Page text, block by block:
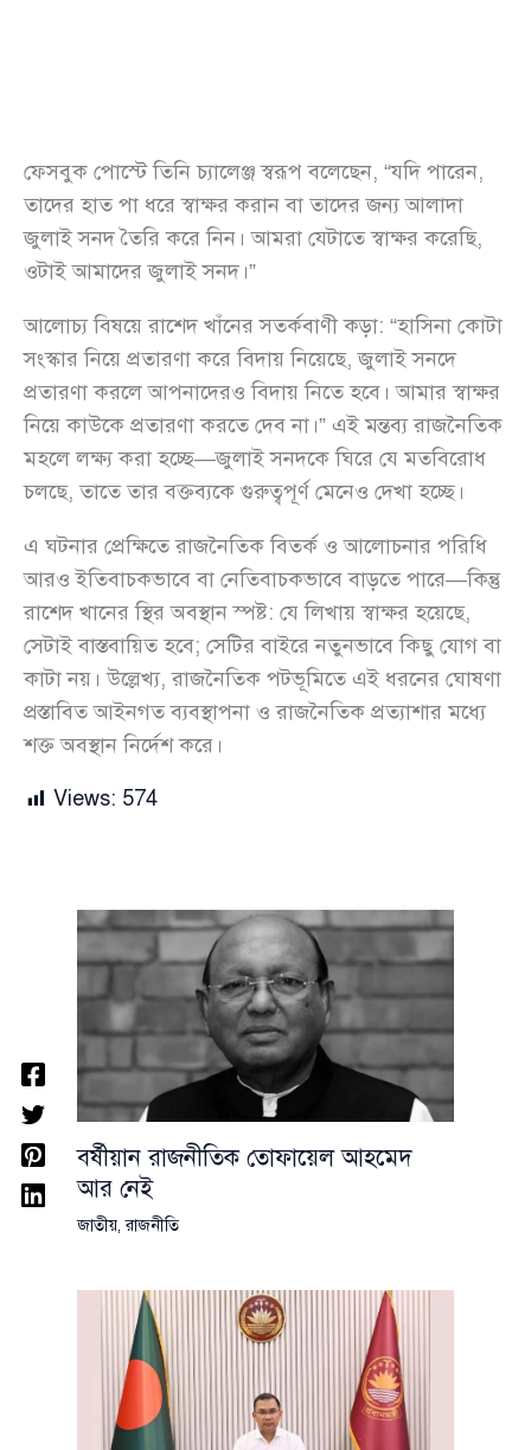
ফেসবুক পোস্টে তিনি চ্যালেঞ্জ স্বরূপ বলেছেন, “যদি পারেন,
তাদের হাত পা ধরে স্বাক্ষর করান বা তাদের জন্য আলাদা
জুলাই সনদ তৈরি করে নিন। আমরা যেটাতে স্বাক্ষর করেছি,
ওটাই আমাদের জুলাই সনদ।”
আলোচ্য বিষয়ে রাশেদ খাঁনের সতর্কবাণী কড়া: “হাসিনা কোটা
সংস্কার নিয়ে প্রতারণা করে বিদায় নিয়েছে, জুলাই সনদে
প্রতারণা করলে আপনাদেরও বিদায় নিতে হবে। আমার স্বাক্ষর
নিয়ে কাউকে প্রতারণা করতে দেব না।” এই মন্তব্য রাজনৈতিক
মহলে লক্ষ্য করা হচ্ছে—জুলাই সনদকে ঘিরে যে মতবিরোধ
চলছে, তাতে তার বক্তব্যকে গুরুত্বপূর্ণ মেনেও দেখা হচ্ছে।
এ ঘটনার প্রেক্ষিতে রাজনৈতিক বিতর্ক ও আলোচনার পরিধি
আরও ইতিবাচকভাবে বা নেতিবাচকভাবে বাড়তে পারে—কিন্তু
রাশেদ খানের স্থির অবস্থান স্পষ্ট: যে লিখায় স্বাক্ষর হয়েছে,
সেটাই বাস্তবায়িত হবে; সেটির বাইরে নতুনভাবে কিছু যোগ বা
কাটা নয়। উল্লেখ্য, রাজনৈতিক পটভূমিতে এই ধরনের ঘোষণা
প্রস্তাবিত আইনগত ব্যবস্থাপনা ও রাজনৈতিক প্রত্যাশার মধ্যে
শক্ত অবস্থান নির্দেশ করে।
Views: 574
বর্ষীয়ান রাজনীতিক তোফায়েল আহমেদ
আর নেই
জাতীয়,রাজনীতি